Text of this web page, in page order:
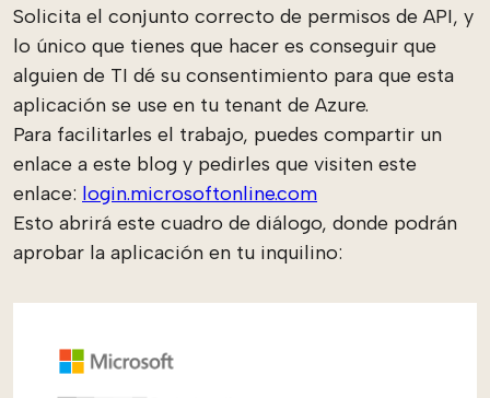
Solicita el conjunto correcto de permisos de API, y
lo único que tienes que hacer es conseguir que
alguien de TI dé su consentimiento para que esta
aplicación se use en tu tenant de Azure.
Para facilitarles el trabajo, puedes compartir un
enlace a este blog y pedirles que visiten este
enlace: login.microsoftonline.com
Esto abrirá este cuadro de diálogo, donde podrán
aprobar la aplicación en tu inquilino: